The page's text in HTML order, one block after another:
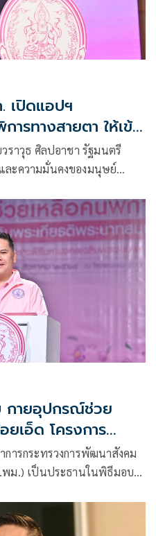
เปิดแอปฯ
รทางสายตา ให้เข้า
รรค
ราวุธ ศิลปอาชา รัฐมนตรี
ละความมั่นคงของมนุษย์
ผ่านแอปพลิเคชันพรรณนา
พล ธนบุณยวัฒน์ ผู้ช่วยรัฐมนตรี
และความมั่นคงของมนุษย์ นาย
กายอุปกรณ์ช่วย
เอ็ด โครงการ
สมเด็จพระเจ้าอยู่หัว
ารกระทรวงการพัฒนาสังคม
ม.) เป็นประธานในพิธีมอบ
ะเจ้าอยู่หัว เนื่องในโอกาส
นมพรรษา 6 รอบ 28